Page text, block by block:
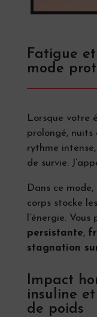
Fatigue
mode
Lorsque votre
prolongé, nuits
rythme
de survie.
Dans ce
corps stocke
l’énergie.
persistante,
stagnation
Impact
insuline
de poids